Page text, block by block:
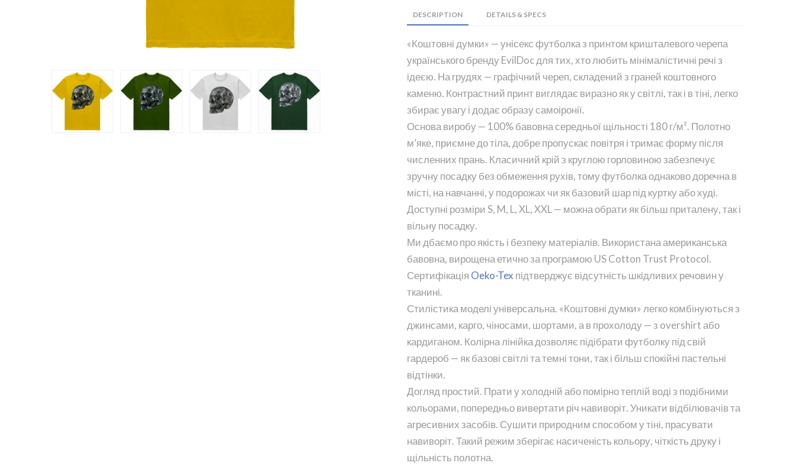
DESCRIPTION DETAILS & SPECS
«Коштовні думки» — унісекс футболка з принтом кришталевого черепа
українського бренду EvilDoc для тих, хто любить мінімалістичні речі з
ідеєю. На грудях — графічний череп, складений з граней коштовного
каменю. Контрастний принт виглядає виразно як у світлі, так і в тіні, легко
збирає увагу і додає образу самоіронії.
Основа виробу — 100% бавовна середньої щільності 180 г/м². Полотно
м’яке, приємне до тіла, добре пропускає повітря і тримає форму після
численних прань. Класичний крій з круглою горловиною забезпечує
зручну посадку без обмеження рухів, тому футболка однаково доречна в
місті, на навчанні, у подорожах чи як базовий шар під куртку або худі.
Доступні розміри S, M, L, XL, XXL — можна обрати як більш приталену, так і
вільну посадку.
Ми дбаємо про якість і безпеку матеріалів. Використана американська
бавовна, вирощена етично за програмою US Cotton Trust Protocol.
Сертифікація Oeko-Tex підтверджує відсутність шкідливих речовин у
тканині.
Стилістика моделі універсальна. «Коштовні думки» легко комбінуються з
джинсами, карго, чіносами, шортами, а в прохолоду — з overshirt або
кардиганом. Колірна лінійка дозволяє підібрати футболку під свій
гардероб — як базові світлі та темні тони, так і більш спокійні пастельні
відтінки.
Догляд простий. Прати у холодній або помірно теплій воді з подібними
кольорами, попередньо вивертати річ навиворіт. Уникати відбілювачів та
агресивних засобів. Сушити природним способом у тіні, прасувати
навиворіт. Такий режим зберігає насиченість кольору, чіткість друку і
щільність полотна.